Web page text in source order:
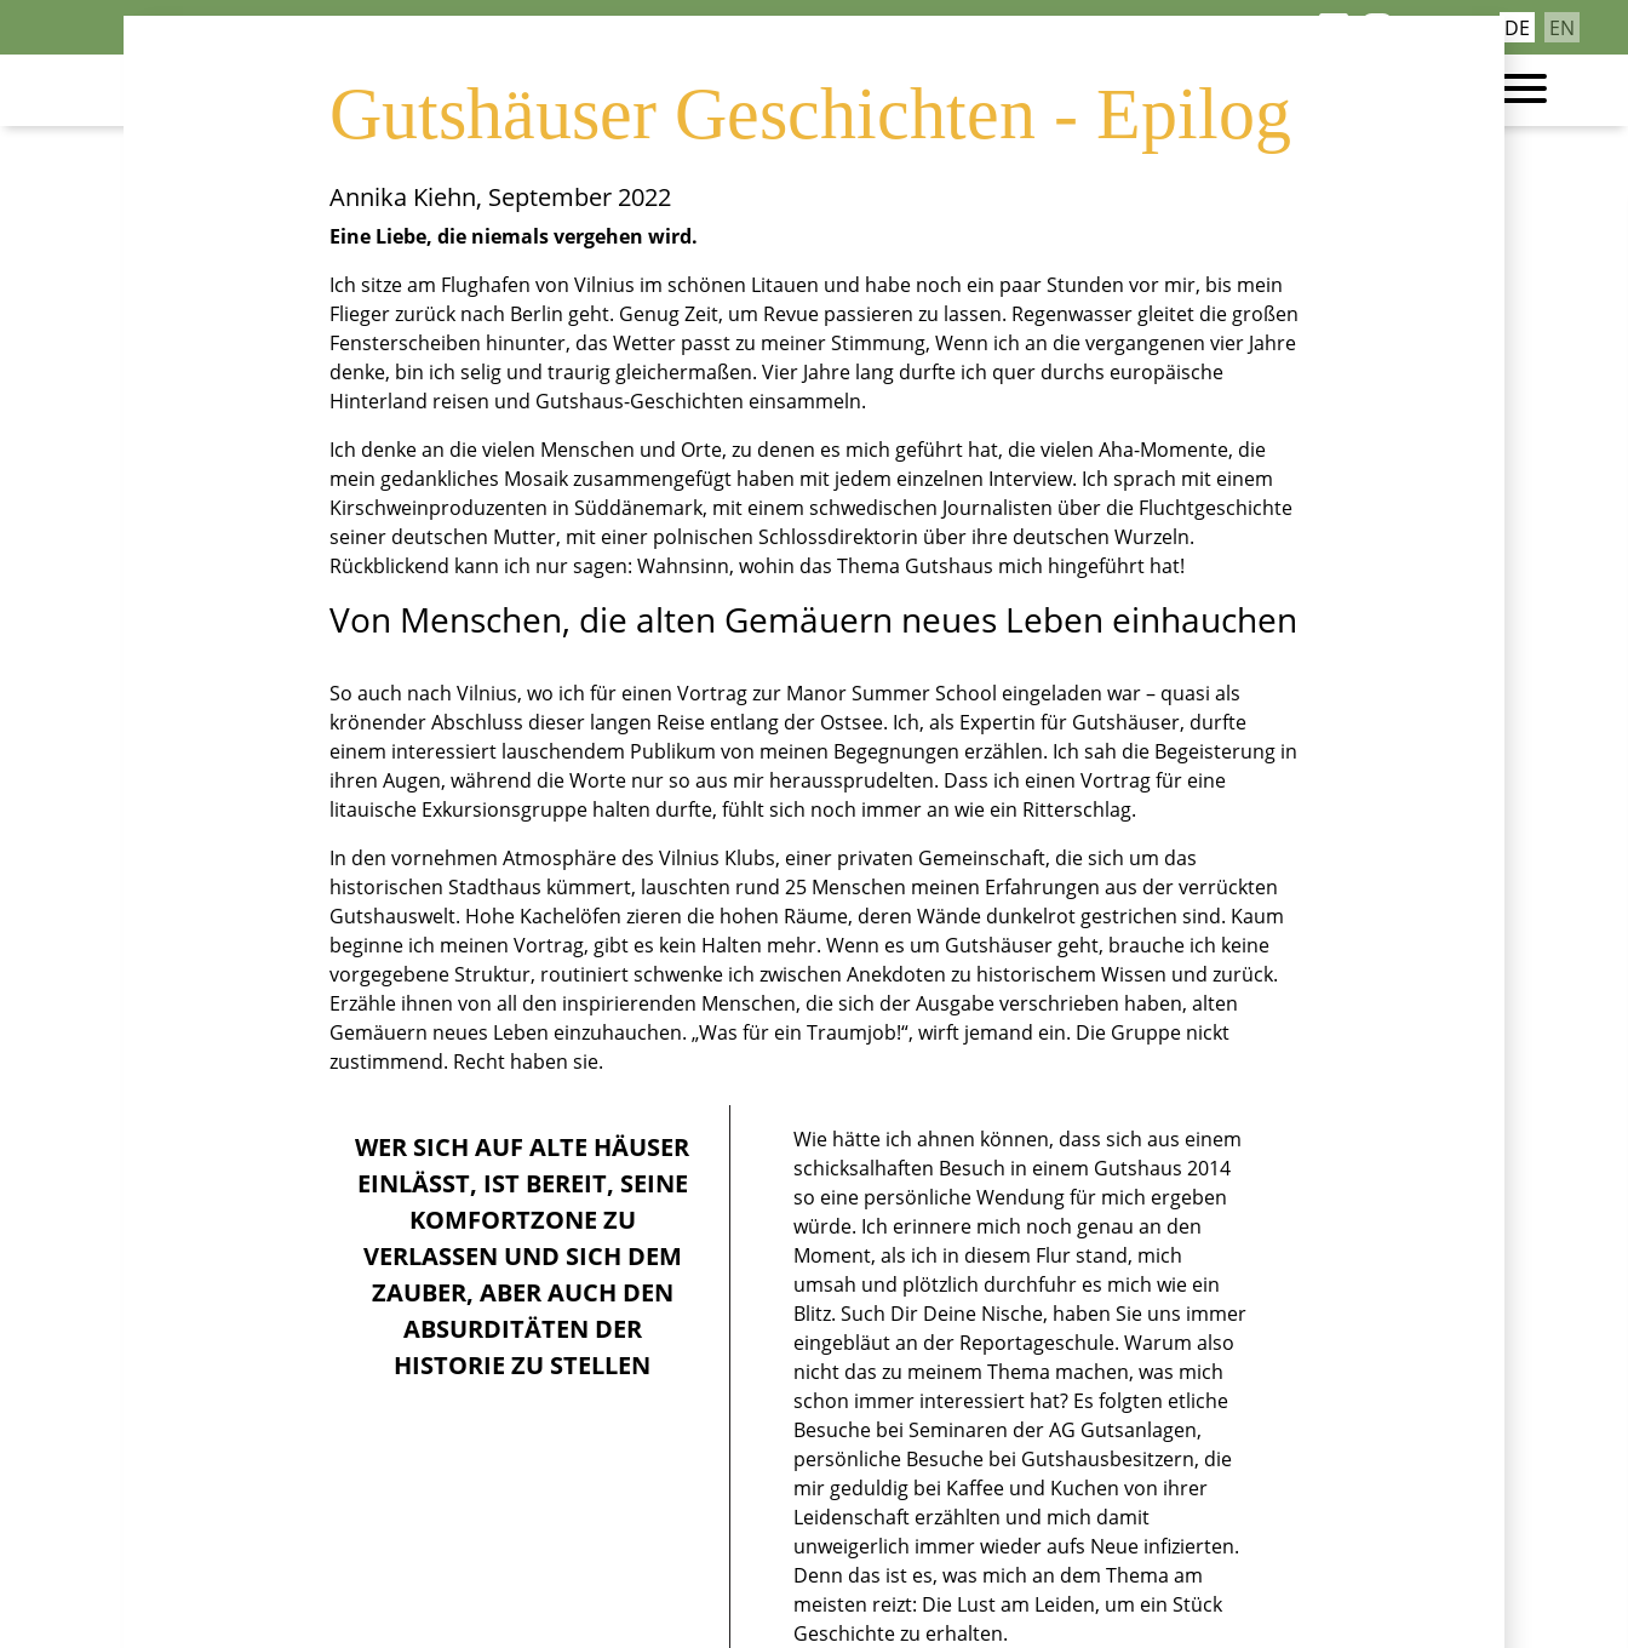
Navigation
überspringen
DE EN
Epilog
Gutshäuser Geschichten - Epilog
Annika Kiehn, September 2022
Eine Liebe, die niemals vergehen wird.
Ich sitze am Flughafen von Vilnius im schönen Litauen und habe noch ein paar Stunden vor mir, bis mein
Flieger zurück nach Berlin geht. Genug Zeit, um Revue passieren zu lassen. Regenwasser gleitet die großen
Fensterscheiben hinunter, das Wetter passt zu meiner Stimmung, Wenn ich an die vergangenen vier Jahre
denke, bin ich selig und traurig gleichermaßen. Vier Jahre lang durfte ich quer durchs europäische
Hinterland reisen und Gutshaus-Geschichten einsammeln.
Ich denke an die vielen Menschen und Orte, zu denen es mich geführt hat, die vielen Aha-Momente, die
mein gedankliches Mosaik zusammengefügt haben mit jedem einzelnen Interview. Ich sprach mit einem
Kirschweinproduzenten in Süddänemark, mit einem schwedischen Journalisten über die Fluchtgeschichte
seiner deutschen Mutter, mit einer polnischen Schlossdirektorin über ihre deutschen Wurzeln.
Rückblickend kann ich nur sagen: Wahnsinn, wohin das Thema Gutshaus mich hingeführt hat!
Von Menschen, die alten Gemäuern neues Leben einhauchen
So auch nach Vilnius, wo ich für einen Vortrag zur Manor Summer School eingeladen war – quasi als
krönender Abschluss dieser langen Reise entlang der Ostsee. Ich, als Expertin für Gutshäuser, durfte
einem interessiert lauschendem Publikum von meinen Begegnungen erzählen. Ich sah die Begeisterung in
ihren Augen, während die Worte nur so aus mir heraussprudelten. Dass ich einen Vortrag für eine
litauische Exkursionsgruppe halten durfte, fühlt sich noch immer an wie ein Ritterschlag.
In den vornehmen Atmosphäre des Vilnius Klubs, einer privaten Gemeinschaft, die sich um das
historischen Stadthaus kümmert, lauschten rund 25 Menschen meinen Erfahrungen aus der verrückten
Gutshauswelt. Hohe Kachelöfen zieren die hohen Räume, deren Wände dunkelrot gestrichen sind. Kaum
beginne ich meinen Vortrag, gibt es kein Halten mehr. Wenn es um Gutshäuser geht, brauche ich keine
vorgegebene Struktur, routiniert schwenke ich zwischen Anekdoten zu historischem Wissen und zurück.
Erzähle ihnen von all den inspirierenden Menschen, die sich der Ausgabe verschrieben haben, alten
Gemäuern neues Leben einzuhauchen. „Was für ein Traumjob!“, wirft jemand ein. Die Gruppe nickt
zustimmend. Recht haben sie.
WER SICH AUF ALTE HÄUSER
EINLÄSST, IST BEREIT, SEINE
KOMFORTZONE ZU
VERLASSEN UND SICH DEM
ZAUBER, ABER AUCH DEN
ABSURDITÄTEN DER
HISTORIE ZU STELLEN
Wie hätte ich ahnen können, dass sich aus einem
schicksalhaften Besuch in einem Gutshaus 2014
so eine persönliche Wendung für mich ergeben
würde. Ich erinnere mich noch genau an den
Moment, als ich in diesem Flur stand, mich
umsah und plötzlich durchfuhr es mich wie ein
Blitz. Such Dir Deine Nische, haben Sie uns immer
eingebläut an der Reportageschule. Warum also
nicht das zu meinem Thema machen, was mich
schon immer interessiert hat? Es folgten etliche
Besuche bei Seminaren der AG Gutsanlagen,
persönliche Besuche bei Gutshausbesitzern, die
mir geduldig bei Kaffee und Kuchen von ihrer
Leidenschaft erzählten und mich damit
unweigerlich immer wieder aufs Neue infizierten.
Denn das ist es, was mich an dem Thema am
meisten reizt: Die Lust am Leiden, um ein Stück
Geschichte zu erhalten.